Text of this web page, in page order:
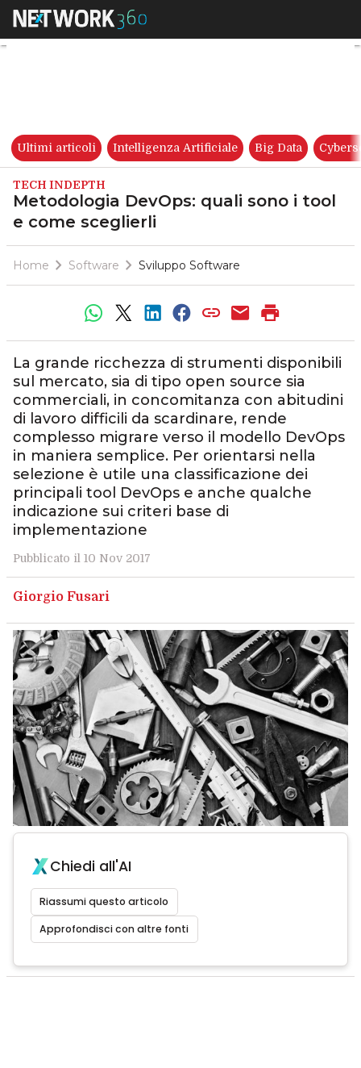
Metodologia DevOps: quali
Ultimi articoli Intelligenza Artificiale Big Data
TECH INDEPTH
Metodologia DevOps: quali sono i tool
e come sceglierli
Home Software Sviluppo Software
La grande ricchezza di strumenti disponibili
sul mercato, sia di tipo open source sia
commerciali, in concomitanza con abitudini
di lavoro difficili da scardinare, rende
complesso migrare verso il modello DevOps
in maniera semplice. Per orientarsi nella
selezione è utile una classificazione dei
principali tool DevOps e anche qualche
indicazione sui criteri base di
implementazione
Pubblicato il 10 Nov 2017
Giorgio Fusari
Chiedi all'AI
Riassumi questo articolo
Approfondisci con altre fonti